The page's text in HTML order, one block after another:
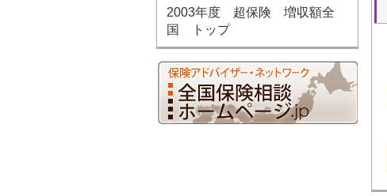
2003年度 超保険 増収額全
国 トップ